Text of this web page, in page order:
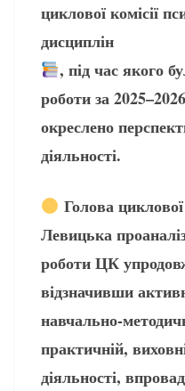
циклової комісії
дисциплін
, під час якого
роботи за
окреслено
діяльності.
Голова
Левицька
роботи ЦК
відзначивши
навчально-
практичній,
діяльності,